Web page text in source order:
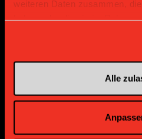
weiteren Daten zusammen,
Alle